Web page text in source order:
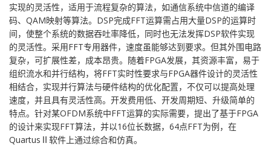
实现的灵活性，适用于流程复杂的算法，如通信系统中信道的编译
码、QAM映射等算法。DSP完成FFT运算需占用大量DSP的运算时
间，使整个系统的数据吞吐率降低，同时也无法发挥DSP软件实现
的灵活性。采用FFT专用器件，速度虽能够达到要求。但其外围电路
复杂，可扩展性差，成本昂贵。随着FPGA发展，其资源丰富，易于
组织流水和并行结构，将FFT实时性要求与FPGA器件设计的灵活性
相结合，实现并行算法与硬件结构的优化配置，不仅可以提高处理
速度，并且具有灵活性高。开发费用低、开发周期短、升级简单的
特点。针对某OFDM系统中FFT运算的实际需要，提出了基于FPGA
的设计来实现FFT算法，并以16位长数据，64点FFT为例，在
QuartusⅡ软件上通过综合和仿真。